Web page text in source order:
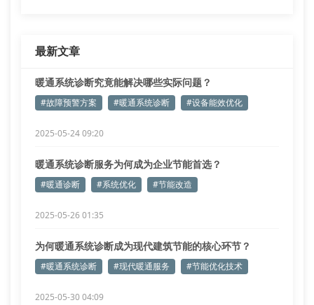
最新文章
暖通系统诊断究竟能解决哪些实际问题？
#故障预警方案 #暖通系统诊断 #设备能效优化
2025-05-24 09:20
暖通系统诊断服务为何成为企业节能首选？
#暖通诊断 #系统优化 #节能改造
2025-05-26 01:35
为何暖通系统诊断成为现代建筑节能的核心环节？
#暖通系统诊断 #现代暖通服务 #节能优化技术
2025-05-30 04:09